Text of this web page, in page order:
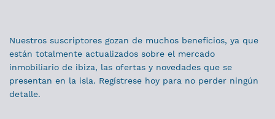
Nuestros suscriptores gozan de muchos beneficios, ya que
están totalmente actualizados sobre el mercado
inmobiliario de ibiza, las ofertas y novedades que se
presentan en la isla. Regístrese hoy para no perder ningún
detalle.